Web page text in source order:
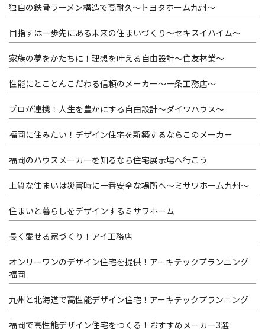
独自の鉄骨ラーメン構造で高耐久～トヨタホーム九州～
目指すは一歩先にある未来の住まいづくり～セキスイハイム～
家族の夢をかたちに！理想を叶える自由設計～住友林業～
性能にとことんこだわる信頼のメーカー～一条工務店～
プロが連携！人生を豊かにする自由設計～ダイワハウス～
福岡に住みたい！デザイン住宅を新築するならこのメーカー
福岡のハウスメーカーを知るなら住宅展示場へ行こう
上質な住まいは災害時に一番安全な場所へ～ミサワホーム九州～
住まいと暮らしをデザインするミサワホーム
長く愛せる家づくり！アイ工務店
オンリーワンのデザイン住宅を提供！アーキテックプランニング
福岡
九州と北海道で高性能デザイン住宅！アーキテックプランニング
福岡で高性能デザイン住宅をつくる！おすすめメーカー3選